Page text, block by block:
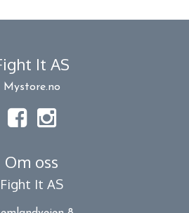
It AS
Mystore.no
Om oss
Fight It AS